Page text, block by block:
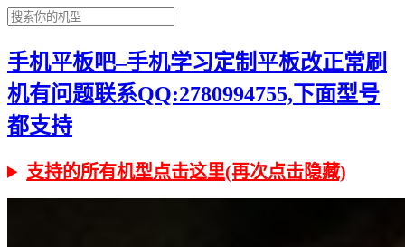
手机平板吧–手机学习定制平板改正常刷
机有问题联系QQ:2780994755,下面型号
都支持
支持的所有机型点击这里(再次点击隐藏)